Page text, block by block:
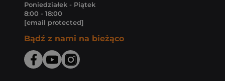
Poniedziałek - Piątek
8:00 - 18:00
[email protected]
Bądź z nami na bieżąco